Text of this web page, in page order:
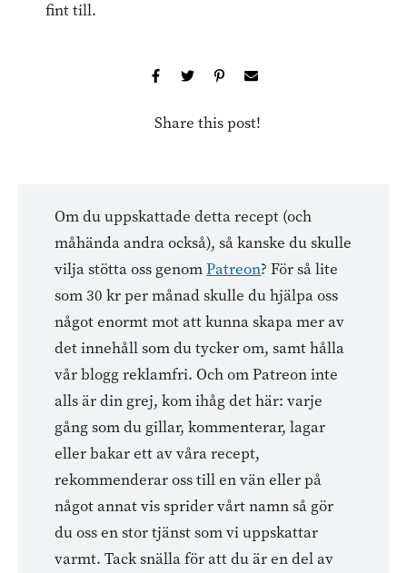
fint till.
Share this post!
Om du uppskattade detta recept (och
måhända andra också), så kanske du skulle
vilja stötta oss genomPatreon? För så lite
som 30 kr per månad skulle du hjälpa oss
något enormt mot att kunna skapa mer av
det innehåll som du tycker om, samt hålla
vår blogg reklamfri. Och om Patreon inte
alls är din grej, kom ihåg det här: varje
gång som du gillar, kommenterar, lagar
eller bakar ett av våra recept,
rekommenderar oss till en vän eller på
något annat vis sprider vårt namn så gör
du oss en stor tjänst som vi uppskattar
varmt. Tack snälla för att du är en del av